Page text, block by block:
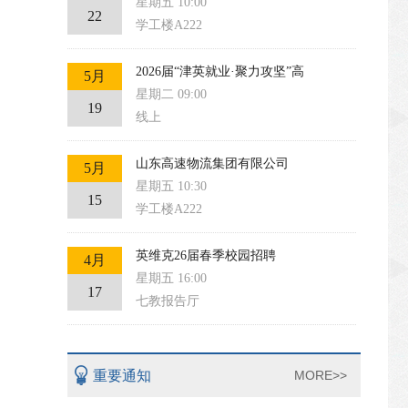
22
学工楼A222
5月
19
2026届“津英就业·聚力攻坚”高
星期二 09:00
线上
5月
15
山东高速物流集团有限公司
星期五 10:30
学工楼A222
4月
17
英维克26届春季校园招聘
星期五 16:00
七教报告厅
重要通知 MORE>>